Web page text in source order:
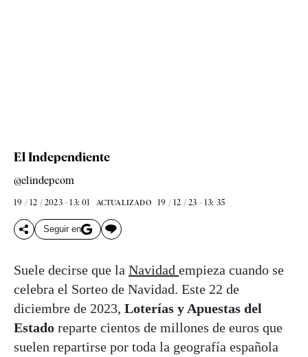
El Independiente
@elindepcom
19 / 12 / 2023 - 13: 01 ACTUALIZADO 19 / 12 / 23 - 13: 35
Seguir en
Suele decirse que la Navidad empieza cuando se
celebra el Sorteo de Navidad. Este 22 de
diciembre de 2023, Loterías y Apuestas del
Estado reparte cientos de millones de euros que
suelen repartirse por toda la geografía española